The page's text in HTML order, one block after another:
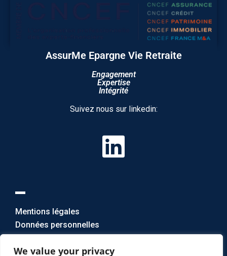
We value your privacy
AssurMe Epargne Vie Retraite
Engagement
Expertise
Intégrité
Suivez nous sur linkedin:
Mentions légales
Données personnelles